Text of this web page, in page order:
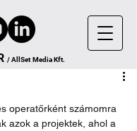
/AllSet Media Kft.
operatőrként számomra
azok a projektek, ahol a